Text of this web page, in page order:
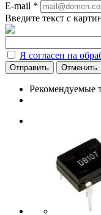
E-mail *
Введите текст с
Я согласен на
Отменить
Рекомендуемые